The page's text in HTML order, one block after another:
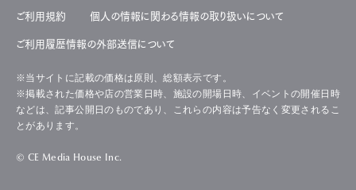
ご利用規約 個人の情報に関わる情報の取り扱いについて
ご利用履歴情報の外部送信について
※当サイトに記載の価格は原則、総額表示です。
※掲載された価格や店の営業日時、施設の開場日時、イベントの開催日時
などは、記事公開日のものであり、これらの内容は予告なく変更されるこ
とがあります。
© CE Media House Inc.